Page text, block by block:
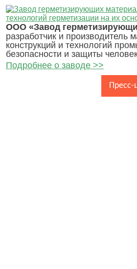
ООО «Завод
разработчик и производитель
конструкций и технологий
безопасности и защиты
Подробнее о заводе >>
Пресс-